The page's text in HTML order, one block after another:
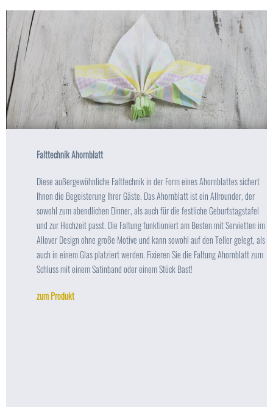
Falttechnik Ahornblatt
Diese außergewöhnliche Falttechnik in der Form eines Ahornblattes sichert
Ihnen die Begeisterung Ihrer Gäste. Das Ahornblatt ist ein Allrounder, der
sowohl zum abendlichen Dinner, als auch für die festliche Geburtstagstafel
und zur Hochzeit passt. Die Faltung funktioniert am Besten mit Servietten im
Allover Design ohne große Motive und kann sowohl auf den Teller gelegt, als
auch in einem Glas platziert werden. Fixieren Sie die Faltung Ahornblatt zum
Schluss mit einem Satinband oder einem Stück Bast!
zum Produkt